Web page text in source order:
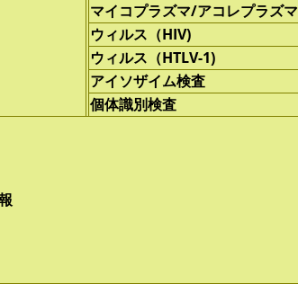
マイコプラズマ/アコレプラズマ
ウィルス（HIV)
ウィルス（HTLV-1)
アイソザイム検査
個体識別検査